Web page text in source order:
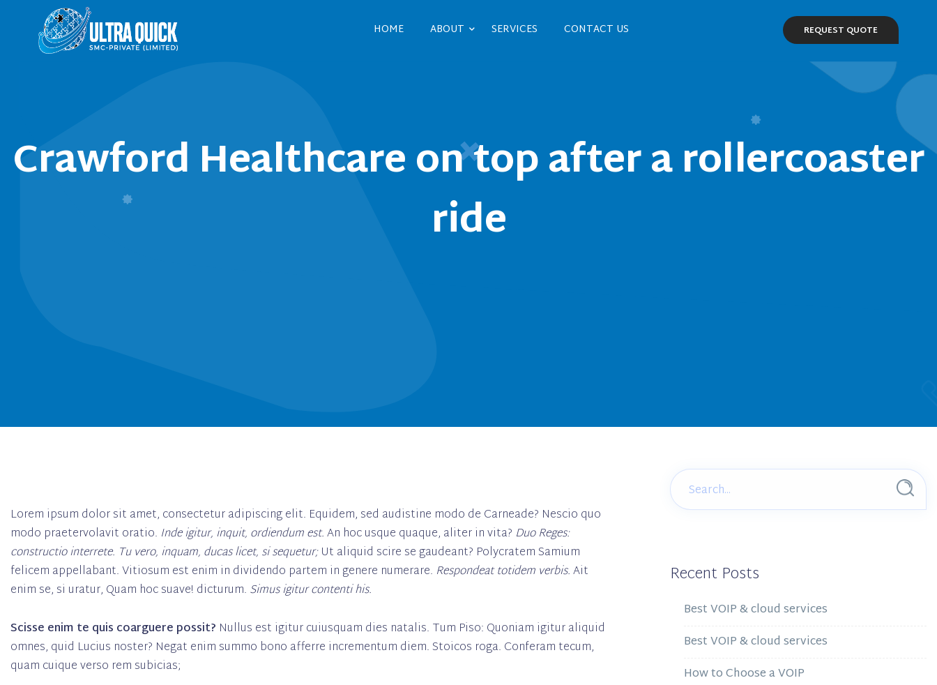
HOME ABOUT SERVICES CONTACT US REQUEST QUOTE
Crawford Healthcare on top after a rollercoaster
ride
Lorem ipsum dolor sit amet, consectetur adipiscing elit. Equidem, sed audistine modo de Carneade? Nescio quo
modo praetervolavit oratio. Inde igitur, inquit, ordiendum est.An hoc usque quaque, aliter in vita? Duo Reges:
constructio interrete. Tu vero, inquam, ducas licet, si sequetur;Ut aliquid scire se gaudeant? Polycratem Samium
felicem appellabant. Vitiosum est enim in dividendo partem in genere numerare. Respondeat totidem verbis.Ait
enim se, si uratur, Quam hoc suave! dicturum. Simus igitur contenti his.
Scisse enim te quis coarguere possit? Nullus est igitur cuiusquam dies natalis. Tum Piso: Quoniam igitur aliquid
omnes, quid Lucius noster? Negat enim summo bono afferre incrementum diem. Stoicos roga. Conferam tecum,
quam cuique verso rem subicias;
Recent Posts
Best VOIP & cloud services
Best VOIP & cloud services
How to Choose a VOIP